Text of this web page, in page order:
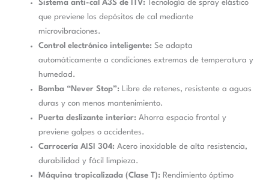
Sistema anti-cal A3S de ITV: Tecnología de spray elástico
que previene los depósitos de cal mediante
microvibraciones.
Control electrónico inteligente: Se adapta
automáticamente a condiciones extremas de temperatura y
humedad.
Bomba “Never Stop”: Libre de retenes, resistente a aguas
duras y con menos mantenimiento.
Puerta deslizante interior: Ahorra espacio frontal y
previene golpes o accidentes.
Carrocería AISI 304: Acero inoxidable de alta resistencia,
durabilidad y fácil limpieza.
Máquina tropicalizada (Clase T): Rendimiento óptimo